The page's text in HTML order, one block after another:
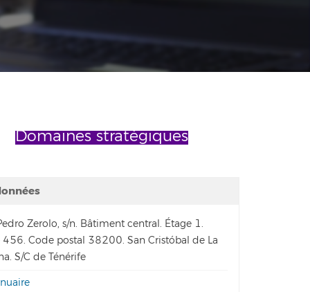
Domaines stratégiques
Zerolo, s/n. Bâtiment central. Étage 1.
456. Code postal 38200. San Cristóbal de La
S/C de Ténérife